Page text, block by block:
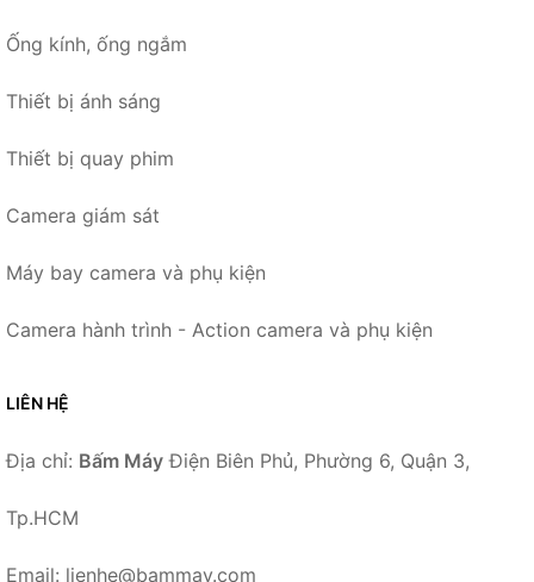
Ống kính, ống ngắm
Thiết bị ánh sáng
Thiết bị quay phim
Camera giám sát
Máy bay camera và phụ kiện
Camera hành trình - Action camera và phụ kiện
LIÊN HỆ
Địa chỉ: Bấm Máy Điện Biên Phủ, Phường 6, Quận 3,
Tp.HCM
Email: lienhe@bammay.com